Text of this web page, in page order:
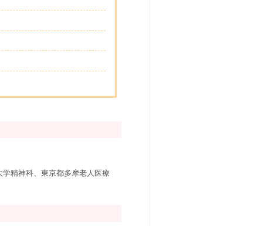
精神科、東京都多摩老人医療